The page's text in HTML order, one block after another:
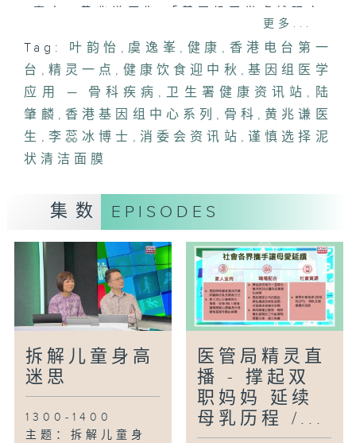
1400-1430
[卫生署健康资讯站]
主题：健康饮食迎中秋
1430-1500
主题：谨慎选择泥状清洁面膜
嘉宾：李蕊冰博士(消委会研究及普查部高
级主任)
更多...
Tag: 叶韵怡 , 虞逸峯 , 健康 , 香港电台第一
台 , 精灵一点 , 健康饮食迎中秋 , 基因组医学
应用 ─ 骨科疾病 , 卫生署健康资讯站 , 陆
肇麟 , 香港基因组中心系列 , 骨科 , 黄兆谦医
生 , 李蕊冰博士 , 消委会资讯站 , 谨慎选择泥
状清洁面膜
集数 EPISODES
拆解儿童身高
迷思
1300-1400
主题：拆解儿童身
医管局精灵直
播 - 撑起双
职妈妈 延续
母乳历程 /...